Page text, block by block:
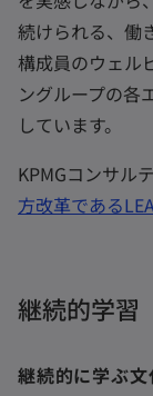
続けられる、働
構成員のウェル
ングループの各
しています。
KPMGコンサル
方改革である
継続的学習
継続的に学ぶ